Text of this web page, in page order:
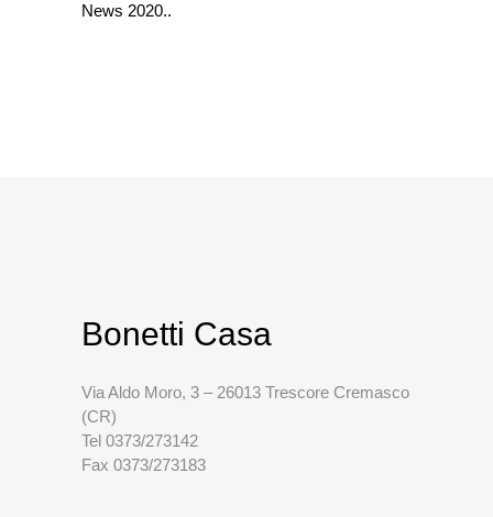
News 2020..
Bonetti Casa
Via Aldo Moro, 3 – 26013 Trescore Cremasco
(CR)
Tel 0373/273142
Fax 0373/273183